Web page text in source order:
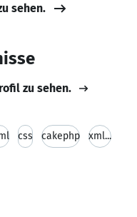
sehen.
zu sehen.
css cakephp xml...